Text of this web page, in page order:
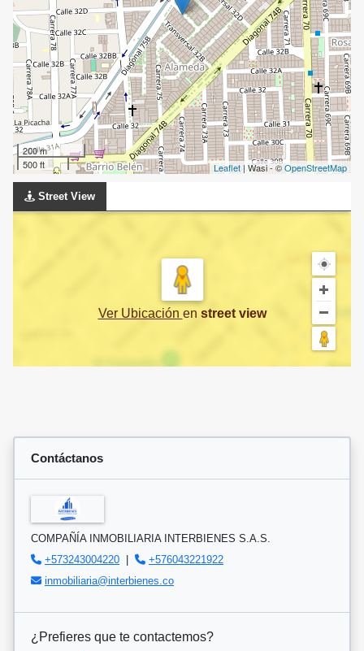
200 m
500 ft
Leaflet | Wasi - ©OpenStreetMap
Street View
Ver Ubicación en street view
Contáctanos
COMPAÑÍA INMOBILIARIA INTERBIENES S.A.S.
+573243004220 |
+576043221922
inmobiliaria@interbienes.co
¿Prefieres que te contactemos?